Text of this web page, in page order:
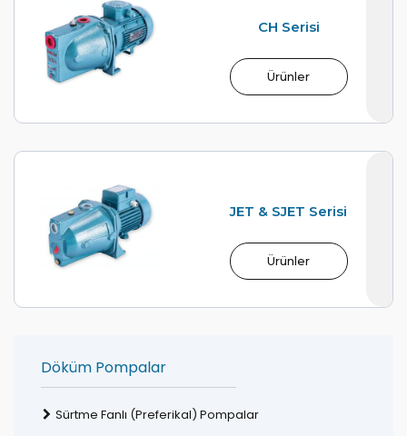
CH Serisi
Ürünler
JET & SJET Serisi
Ürünler
Döküm Pompalar
Sürtme Fanlı (Preferikal) Pompalar